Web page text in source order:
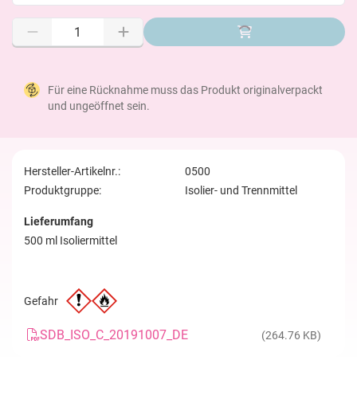
Für eine Rücknahme muss das Produkt originalverpackt
und ungeöffnet sein.
Hersteller-Artikelnr.:
0500
Produktgruppe:
Isolier- und Trennmittel
Lieferumfang
500 ml Isoliermittel
Gefahr
SDB_ISO_C_20191007_DE (264.76 KB)